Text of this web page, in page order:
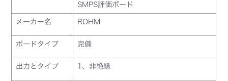
SMPS評価ボード
メーカー名 ROHM
ボードタイプ 完備
出力とタイプ 1、非絶縁